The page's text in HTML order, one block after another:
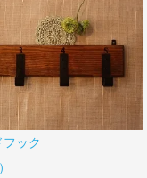
ック